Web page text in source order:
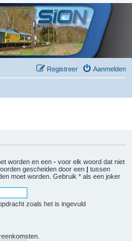
Aanmelden
Registreer
worden en een - voor elk woord dat niet
gescheiden door een | tussen
moet worden. Gebruik * als een joker
zoals het is ingevuld